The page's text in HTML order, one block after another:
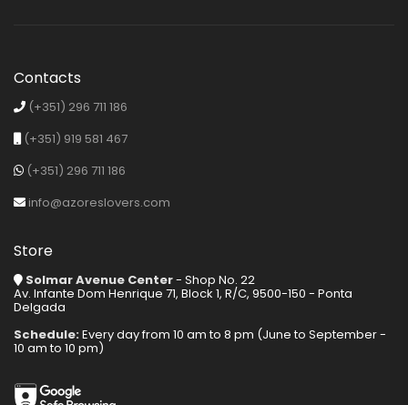
Contacts
(+351) 296 711 186
(+351) 919 581 467
(+351) 296 711 186
info@azoreslovers.com
Store
Solmar Avenue Center- Shop No. 22
Av. Infante Dom Henrique 71, Block 1, R/C, 9500-150 - Ponta
Delgada
Schedule:Every day from 10 am to 8 pm (June to September -
10 am to 10 pm)